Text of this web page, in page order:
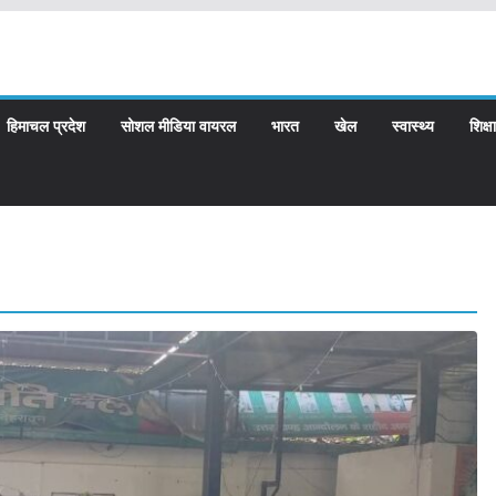
हिमाचल प्रदेश सोशल मीडिया वायरल भारत खेल स्वास्थ्य शिक्षा